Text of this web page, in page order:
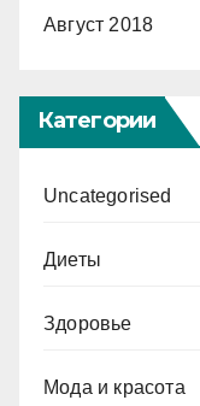
Август 2018
Категории
Uncategorised
Диеты
Здоровье
Мода и красота